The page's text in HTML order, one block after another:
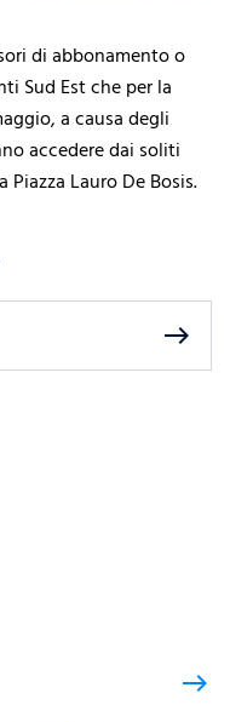
di abbonamento o
Sud Est che per la
a causa degli
accedere dai soliti
Lauro De Bosis.
east
east